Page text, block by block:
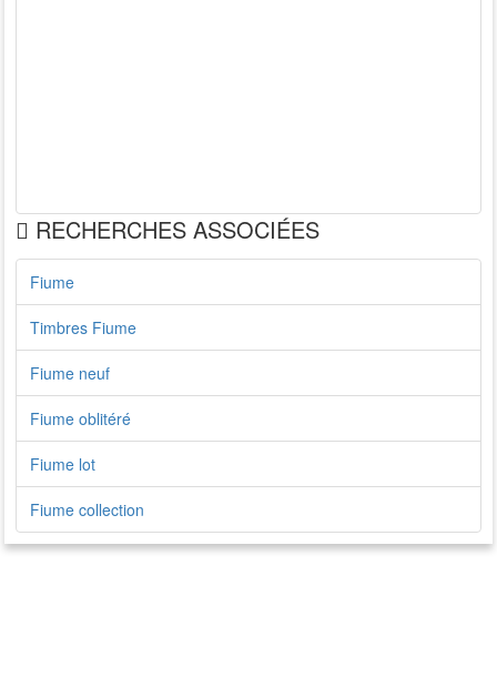
RECHERCHES ASSOCIÉES
Fiume
Timbres Fiume
Fiume neuf
Fiume oblitéré
Fiume lot
Fiume collection